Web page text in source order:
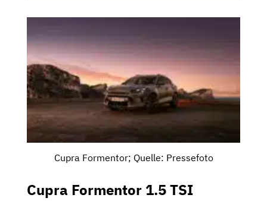
Cupra Formentor; Quelle: Pressefoto
Cupra Formentor 1.5 TSI